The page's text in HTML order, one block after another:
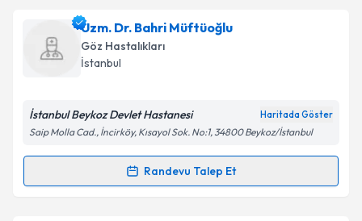
için bir takvim hazırlandığında e-posta ile
bilgilendireceğiz.
Kişisel verilerimin işlenmesine ilişkinAydınlatma
'ni okudum ve kişisel verilerimin belirtilen
kapsamda işlenmesini kabul ediyorum.
Uzm. Dr. Bahri Müftüoğlu
Göz Hastalıkları
İstanbul
İstanbul Beykoz Devlet Hastanesi Haritada Göster
Saip Molla Cad., İncirköy, Kısayol Sok. No:1, 34800 Beykoz/İstanbul
Randevu Talep Et
Randevu Takvimi Talebi